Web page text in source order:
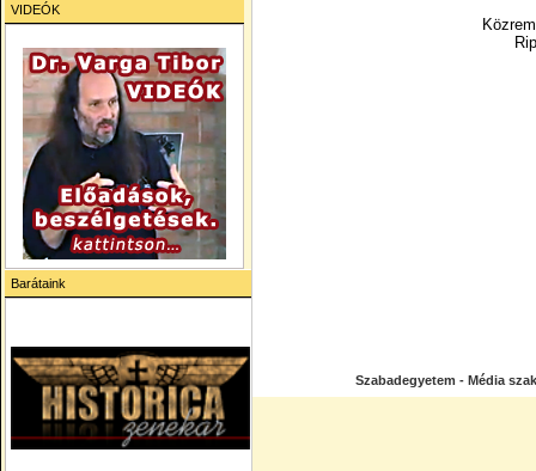
VIDEÓK
Barátaink
Szabadegyetem - Média